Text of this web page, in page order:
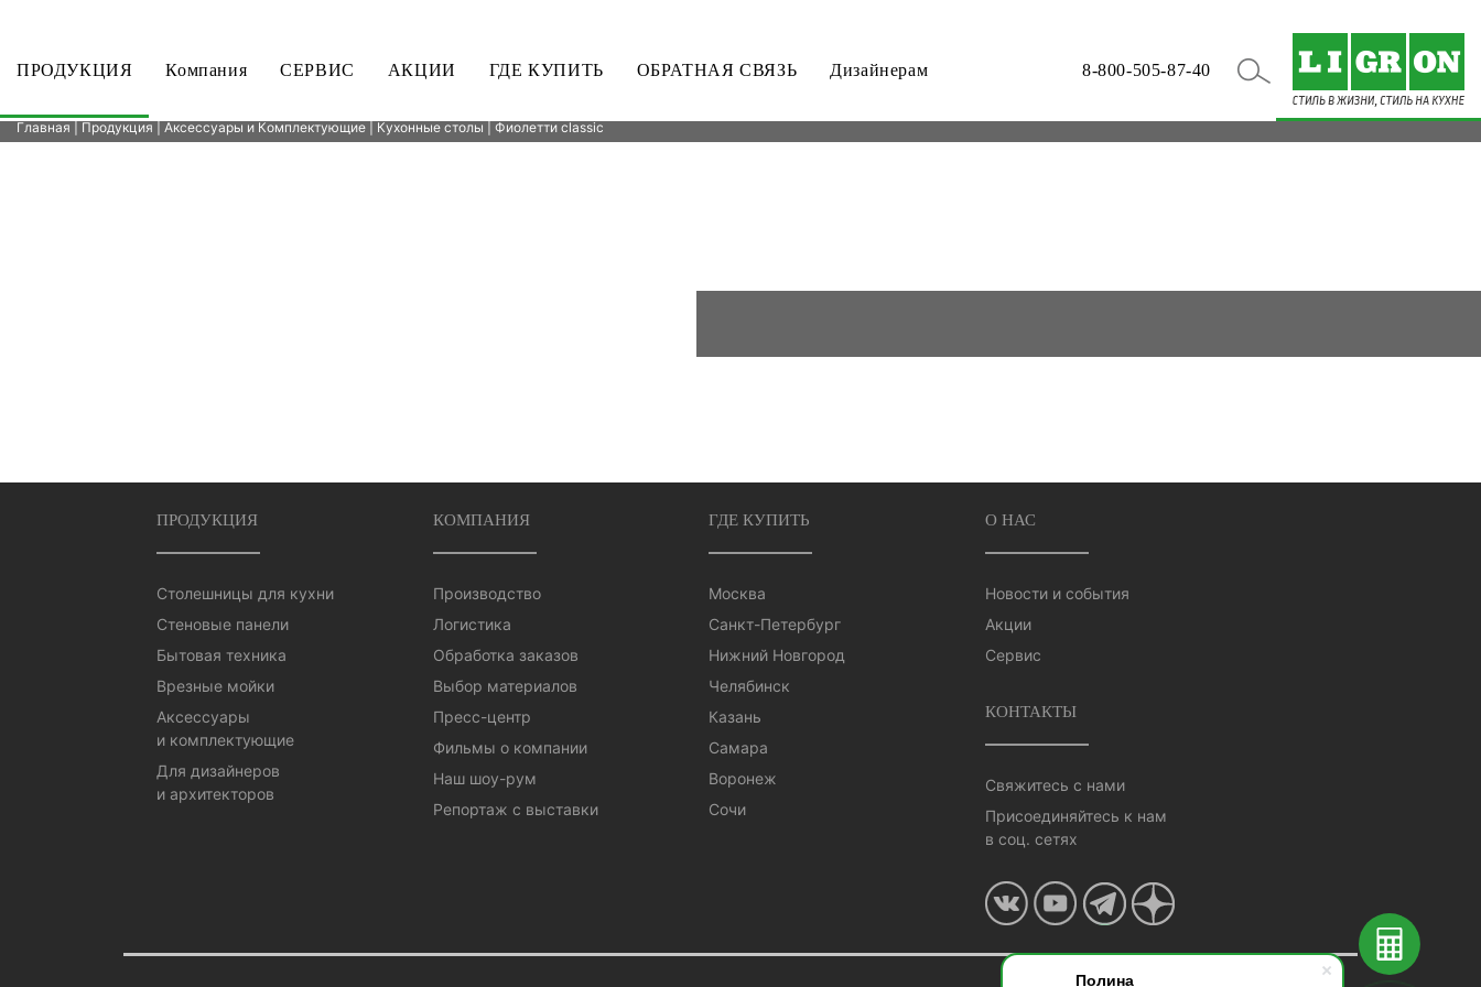
Полина
ПРОДУКЦИЯ Компания СЕРВИС АКЦИИ ГДЕ КУПИТЬ ОБРАТНАЯ СВЯЗЬ Дизайнерам 8-800-505-87-40
Главная Продукция Аксессуары и Комплектующие Кухонные столы | Фиолетти classic
ПРОДУКЦИЯ
Столешницы для кухни
Стеновые панели
Бытовая техника
Врезные мойки
Аксессуары
и комплектующие
Для дизайнеров
и архитекторов
КОМПАНИЯ
Производство
Логистика
Обработка заказов
Выбор материалов
Пресс-центр
Фильмы о компании
Наш шоу-рум
Репортаж с выставки
ГДЕ КУПИТЬ
Москва
Санкт-Петербург
Нижний Новгород
Челябинск
Казань
Самара
Воронеж
Сочи
О НАС
Новости и события
Акции
Сервис
КОНТАКТЫ
Свяжитесь с нами
Присоединяйтесь к нам
в соц. сетях